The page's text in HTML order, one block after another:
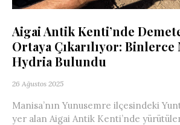
Aigai Antik Kenti’nde
Ortaya Çıkarılıyor:
Hydria Bulundu
26 Ağustos 2025
Manisa’nın Yunusemre ilçesindeki
yer alan Aigai Antik Kenti’nde